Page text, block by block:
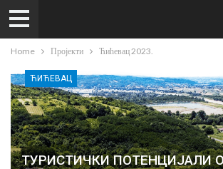
Home Пројекти Ћићевац 2023.
ЋИЋЕВАЦ
ТУРИСТИЧКИ ПОТЕНЦИЈАЛИ